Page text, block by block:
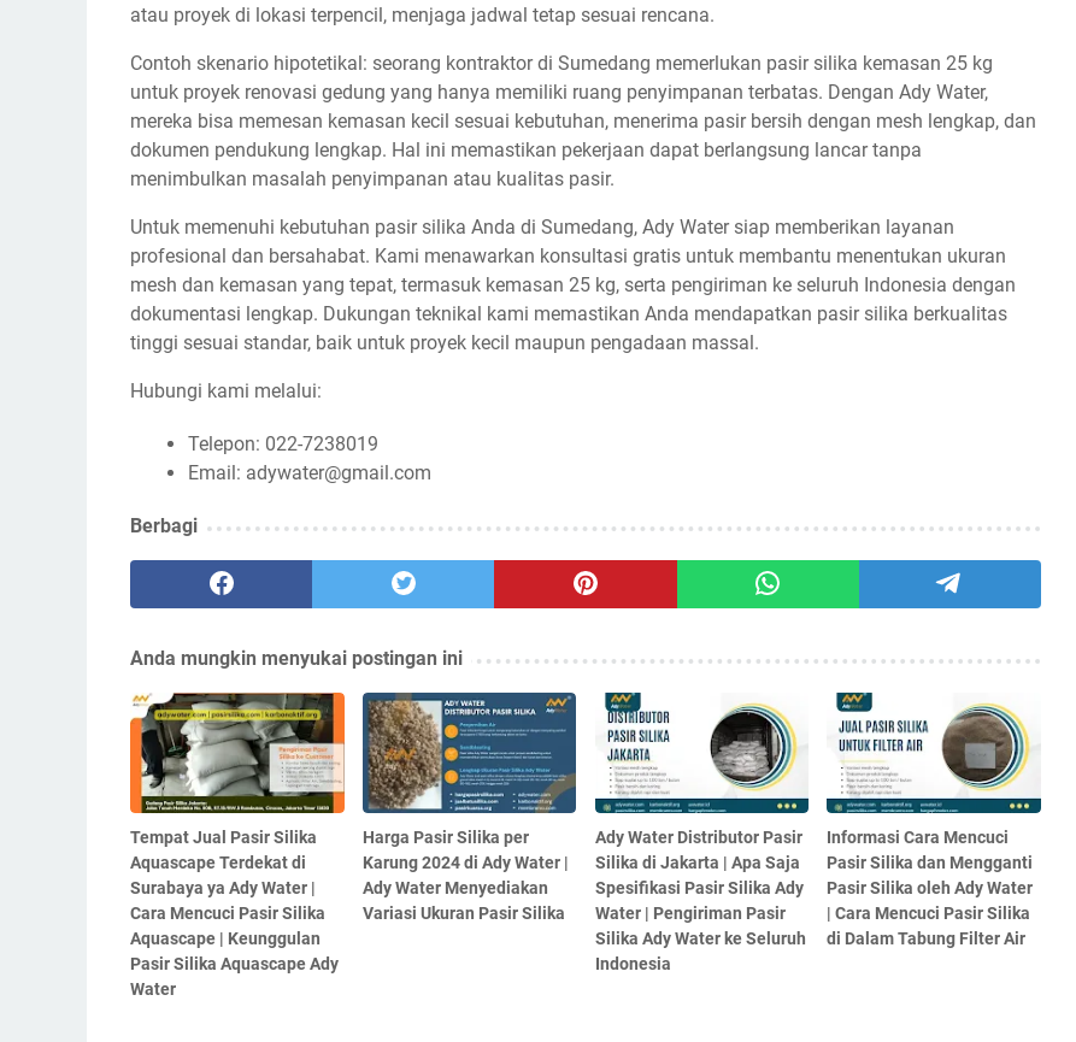
atau proyek di lokasi terpencil, menjaga jadwal tetap sesuai rencana.
Contoh skenario hipotetikal: seorang kontraktor di Sumedang memerlukan pasir silika kemasan 25 kg
untuk proyek renovasi gedung yang hanya memiliki ruang penyimpanan terbatas. Dengan Ady Water,
mereka bisa memesan kemasan kecil sesuai kebutuhan, menerima pasir bersih dengan mesh lengkap, dan
dokumen pendukung lengkap. Hal ini memastikan pekerjaan dapat berlangsung lancar tanpa
menimbulkan masalah penyimpanan atau kualitas pasir.
Untuk memenuhi kebutuhan pasir silika Anda di Sumedang, Ady Water siap memberikan layanan
profesional dan bersahabat. Kami menawarkan konsultasi gratis untuk membantu menentukan ukuran
mesh dan kemasan yang tepat, termasuk kemasan 25 kg, serta pengiriman ke seluruh Indonesia dengan
dokumentasi lengkap. Dukungan teknikal kami memastikan Anda mendapatkan pasir silika berkualitas
tinggi sesuai standar, baik untuk proyek kecil maupun pengadaan massal.
Hubungi kami melalui:
Telepon: 022-7238019
Email: adywater@gmail.com
Berbagi
Anda mungkin menyukai postingan ini
Tempat Jual Pasir Silika
Aquascape Terdekat di
Surabaya ya Ady Water |
Cara Mencuci Pasir Silika
Aquascape | Keunggulan
Pasir Silika Aquascape Ady
Water
Harga Pasir Silika per
Karung 2024 di Ady Water |
Ady Water Menyediakan
Variasi Ukuran Pasir Silika
Ady Water Distributor Pasir
Silika di Jakarta | Apa Saja
Spesifikasi Pasir Silika Ady
Water | Pengiriman Pasir
Silika Ady Water ke Seluruh
Indonesia
Informasi Cara Mencuci
Pasir Silika dan Mengganti
Pasir Silika oleh Ady Water
| Cara Mencuci Pasir Silika
di Dalam Tabung Filter Air